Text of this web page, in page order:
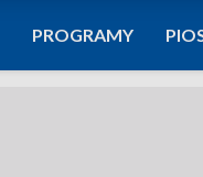
PROGRAMY